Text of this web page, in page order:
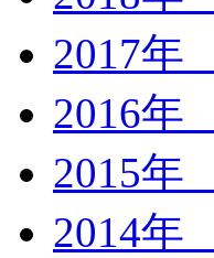
2017
2016
2015
2014